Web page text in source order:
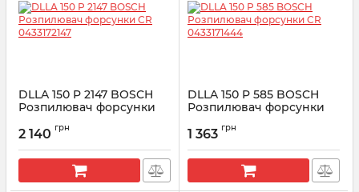
DLLA 150 P 2147 BOSCH
Розпилювач форсунки
Артикул:
2 140 грн
DLLA 150 P 585 BOSCH
Розпилювач форсунки
Артикул:
1 363 грн